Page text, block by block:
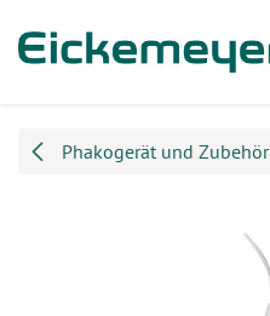
Phakogerät und Zubehör